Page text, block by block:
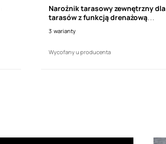
Narożnik tarasowy zewnętrzny dla
tarasów z funkcją drenażową
3 warianty
Wycofany u producenta